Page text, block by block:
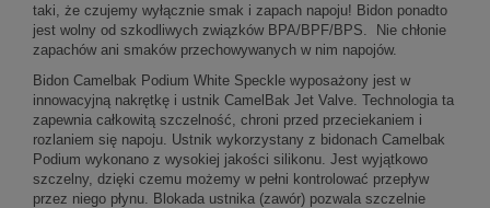
taki, że czujemy wyłącznie smak i zapach napoju! Bidon ponadto
jest wolny od szkodliwych związków BPA/BPF/BPS. Nie chłonie
zapachów ani smaków przechowywanych w nim napojów.
Bidon Camelbak Podium White Speckle wyposażony jest w
innowacyjną nakrętkę i ustnik CamelBak Jet Valve. Technologia ta
zapewnia całkowitą szczelność, chroni przed przeciekaniem i
rozlaniem się napoju. Ustnik wykorzystany z bidonach Camelbak
Podium wykonano z wysokiej jakości silikonu. Jest wyjątkowo
szczelny, dzięki czemu możemy w pełni kontrolować przepływ
przez niego płynu. Blokada ustnika (zawór) pozwala szczelnie